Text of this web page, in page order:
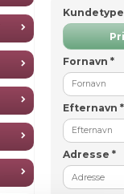
Kundetype
Fornavn *
Efternavn *
Adresse *